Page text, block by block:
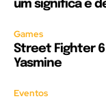
um significa e
Games
Street Fighter
Yasmine
Eventos